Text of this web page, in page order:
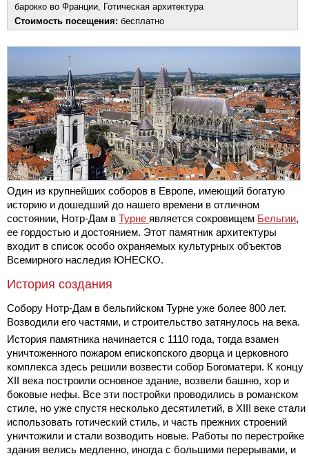
барокко во Франции, Готическая архитектура
Стоимость посещения: бесплатно
Один из крупнейших соборов в Европе, имеющий богатую
историю и дошедший до нашего времени в отличном
состоянии, Нотр-Дам в Турне является сокровищем Бельгии,
ее гордостью и достоянием. Этот памятник архитектуры
входит в список особо охраняемых культурных объектов
Всемирного наследия ЮНЕСКО.
История создания
Собору Нотр-Дам в бельгийском Турне уже более 800 лет.
Возводили его частями, и строительство затянулось на века.
История памятника начинается с 1110 года, тогда взамен
уничтоженного пожаром епископского дворца и церковного
комплекса здесь решили возвести собор Богоматери. К концу
XII века построили основное здание, возвели башню, хор и
боковые нефы. Все эти постройки проводились в романском
стиле, но уже спустя несколько десятилетий, в XIII веке стали
использовать готический стиль, и часть прежних строений
уничтожили и стали возводить новые. Работы по перестройке
здания велись медленно, иногда с большими перерывами, и